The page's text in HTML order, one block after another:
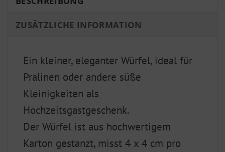
ZUSÄTZLICHE INFORMATION
Ein kleiner, eleganter Würfel, ideal für
Pralinen oder andere süße
Kleinigkeiten als
Hochzeitsgastgeschenk.
Der Würfel ist aus hochwertigem
Karton gestanzt, misst 4 x 4 cm pro